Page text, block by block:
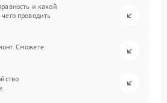
и какой
проводить
Сможете